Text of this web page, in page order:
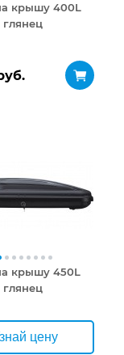
крышу 400L
крышу 450L
цену